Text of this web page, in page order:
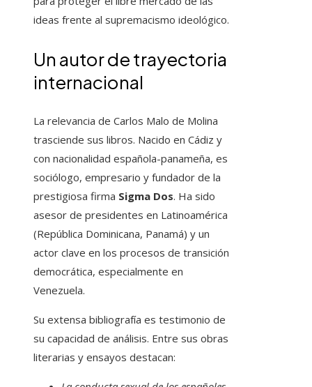
ideas frente al supremacismo ideológico.
Un autor de trayectoria
internacional
La relevancia de Carlos Malo de Molina
trasciende sus libros. Nacido en Cádiz y
con nacionalidad española-panameña, es
sociólogo, empresario y fundador de la
prestigiosa firma Sigma Dos. Ha sido
asesor de presidentes en Latinoamérica
(República Dominicana, Panamá) y un
actor clave en los procesos de transición
democrática, especialmente en
Venezuela.
Su extensa bibliografía es testimonio de
su capacidad de análisis. Entre sus obras
literarias y ensayos destacan: